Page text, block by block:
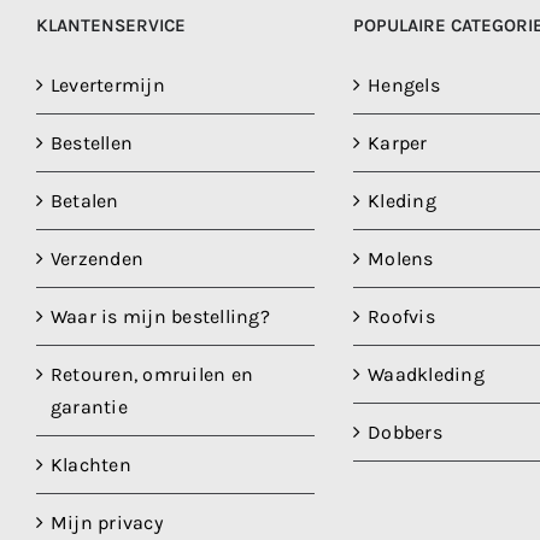
KLANTENSERVICE
Levertermijn
Bestellen
Betalen
Verzenden
Waar is mijn bestelling?
Retouren, omruilen en
garantie
Klachten
Mijn privacy
POPULAIRE
Hengels
Karper
Kleding
Molens
Roofvis
Waadkleding
Dobbers